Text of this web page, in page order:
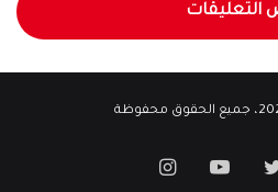
التعليقات
تويتر يوتيوبانستقرام